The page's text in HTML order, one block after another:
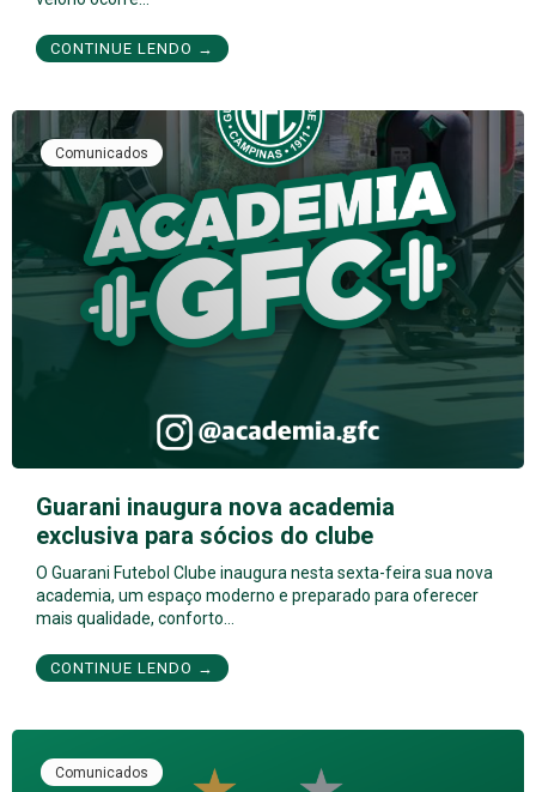
CONTINUE LENDO →
Comunicados
Guarani inaugura nova academia
exclusiva para sócios do clube
O Guarani Futebol Clube inaugura nesta sexta-feira sua nova
academia, um espaço moderno e preparado para oferecer
mais qualidade, conforto…
CONTINUE LENDO →
Comunicados